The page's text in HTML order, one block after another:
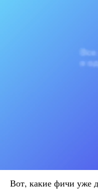
Вот, какие фичи уже